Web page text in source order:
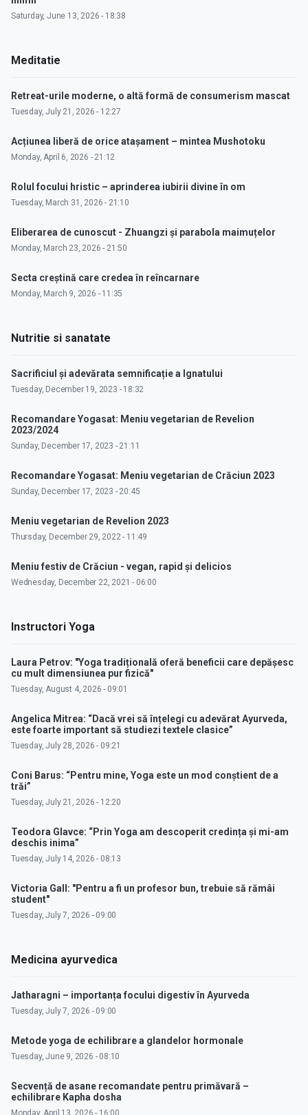
Saturday, June 13, 2026 - 18:38
Meditatie
Retreat-urile moderne, o altă formă de consumerism mascat
Tuesday, July 21, 2026 - 12:27
Acțiunea liberă de orice atașament – mintea Mushotoku
Monday, April 6, 2026 - 21:12
Rolul focului hristic – aprinderea iubirii divine în om
Tuesday, March 31, 2026 - 21:10
Eliberarea de cunoscut - Zhuangzi și parabola maimuțelor
Monday, March 23, 2026 - 21:50
Secta creștină care credea în reîncarnare
Monday, March 9, 2026 - 11:35
Nutritie si sanatate
Sacrificiul și adevărata semnificație a Ignatului
Tuesday, December 19, 2023 - 18:32
Recomandare Yogasat: Meniu vegetarian de Revelion
2023/2024
Sunday, December 17, 2023 - 21:11
Recomandare Yogasat: Meniu vegetarian de Crăciun 2023
Sunday, December 17, 2023 - 20:45
Meniu vegetarian de Revelion 2023
Thursday, December 29, 2022 - 11:49
Meniu festiv de Crăciun - vegan, rapid și delicios
Wednesday, December 22, 2021 - 06:00
Instructori Yoga
Laura Petrov: "Yoga tradițională oferă beneficii care depășesc
cu mult dimensiunea pur fizică"
Tuesday, August 4, 2026 - 09:01
Angelica Mitrea: “Dacă vrei să înțelegi cu adevărat Ayurveda,
este foarte important să studiezi textele clasice”
Tuesday, July 28, 2026 - 09:21
Coni Barus: “Pentru mine, Yoga este un mod conștient de a
trăi”
Tuesday, July 21, 2026 - 12:20
Teodora Glavce: “Prin Yoga am descoperit credința și mi-am
deschis inima”
Tuesday, July 14, 2026 - 08:13
Victoria Gall: "Pentru a fi un profesor bun, trebuie să rămâi
student"
Tuesday, July 7, 2026 - 09:00
Medicina ayurvedica
Jatharagni – importanța focului digestiv în Ayurveda
Tuesday, July 7, 2026 - 09:00
Metode yoga de echilibrare a glandelor hormonale
Tuesday, June 9, 2026 - 08:10
Secvență de asane recomandate pentru primăvară –
echilibrare Kapha dosha